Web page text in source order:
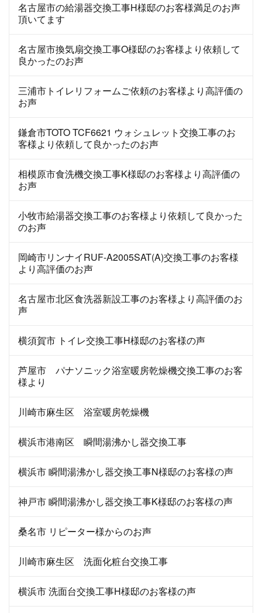
名古屋市の給湯器交換工事H様邸のお客様満足のお声
頂いてます
名古屋市換気扇交換工事O様邸のお客様より依頼して
良かったのお声
三浦市トイレリフォームご依頼のお客様より高評価の
お声
鎌倉市TOTO TCF6621 ウォシュレット交換工事のお
客様より依頼して良かったのお声
相模原市食洗機交換工事K様邸のお客様より高評価の
お声
小牧市給湯器交換工事のお客様より依頼して良かった
のお声
岡崎市リンナイRUF-A2005SAT(A)交換工事のお客様
より高評価のお声
名古屋市北区食洗器新設工事のお客様より高評価のお
声
横須賀市 トイレ交換工事H様邸のお客様の声
芦屋市 パナソニック浴室暖房乾燥機交換工事のお客
様より
川崎市麻生区 浴室暖房乾燥機
横浜市港南区 瞬間湯沸かし器交換工事
横浜市 瞬間湯沸かし器交換工事N様邸のお客様の声
神戸市 瞬間湯沸かし器交換工事K様邸のお客様の声
桑名市 リピーター様からのお声
川崎市麻生区 洗面化粧台交換工事
横浜市 洗面台交換工事H様邸のお客様の声